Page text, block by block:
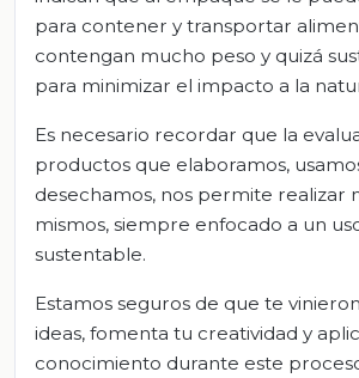
para contener y transportar
contengan mucho peso y quizá
para minimizar el impacto a la
Es necesario recordar que la
productos que elaboramos,
desechamos, nos permite realizar
mismos, siempre enfocado a un
sustentable.
Estamos seguros de que te
ideas, fomenta tu creatividad y
conocimiento durante este